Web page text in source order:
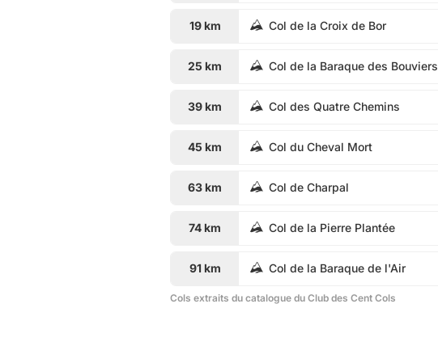
19 km Col de la Croix de Bor
25 km Col de la Baraque des Bouviers
39 km Col des Quatre Chemins
45 km Col du Cheval Mort
63 km Col de Charpal
74 km Col de la Pierre Plantée
91 km Col de la Baraque de l'Air
Cols extraits du catalogue du Club des Cent Cols